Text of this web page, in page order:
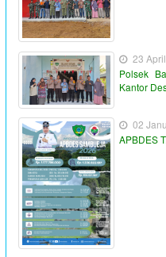
23
Polsek
Kantor
02
APBDES